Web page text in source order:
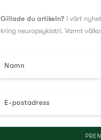
Gillade du artikeln? I vårt
kring neuropsykiatri. Varmt
Namn
E-postadress